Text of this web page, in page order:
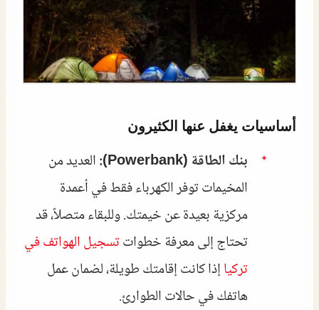
أساسيات يغفل عنها الكثيرون
بنك الطاقة (Powerbank):
العديد من
المخيمات توفر الكهرباء فقط في أعمدة
مركزية بعيدة عن خيمتك. وللبقاء متصلاً، قد
تحتاج إلى معرفة خطواتتسجيل الهواتف في
تركياإذا كانت إقامتك طويلة، لضمان عمل
هاتفك في حالات الطوارئ.